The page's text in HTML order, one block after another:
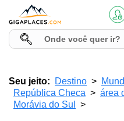
Seu jeito: Destino
República Checa
área
Morávia do Sul